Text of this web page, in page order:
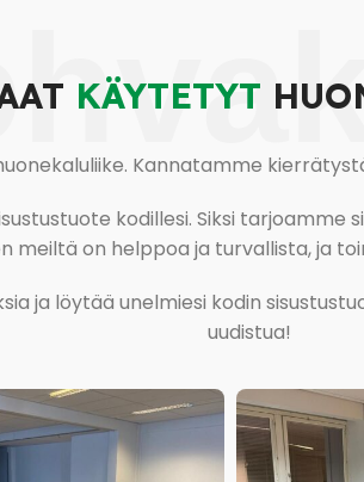
KÄYTETYT
Kannatamme
kodillesi. Siksi
meiltä on helppoa ja turvallista, ja
ja löytää unelmiesi kodin
uudistua!